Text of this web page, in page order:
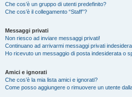
Che cos’è un gruppo di utenti predefinito?
Che cos’è il collegamento “Staff”?
Messaggi privati
Non riesco ad inviare messaggi privati!
Continuano ad arrivarmi messaggi privati
Ho ricevuto un messaggio di posta indesiderata o
Amici e ignorati
Che cos’è la mia lista amici e ignorati?
Come posso aggiungere o rimuovere un utente